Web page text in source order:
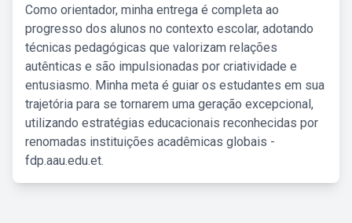
Como orientador, minha entrega é completa ao
progresso dos alunos no contexto escolar, adotando
técnicas pedagógicas que valorizam relações
autênticas e são impulsionadas por criatividade e
entusiasmo. Minha meta é guiar os estudantes em sua
trajetória para se tornarem uma geração excepcional,
utilizando estratégias educacionais reconhecidas por
renomadas instituições acadêmicas globais -
fdp.aau.edu.et.